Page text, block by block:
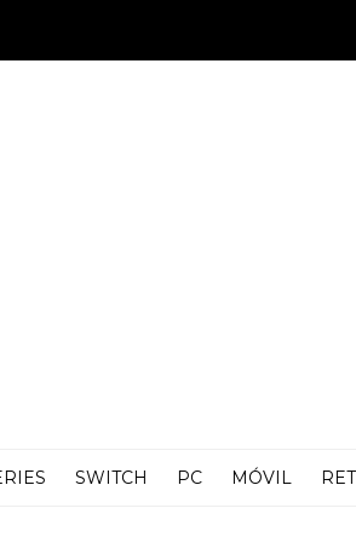
SWITCH PC MÓVIL